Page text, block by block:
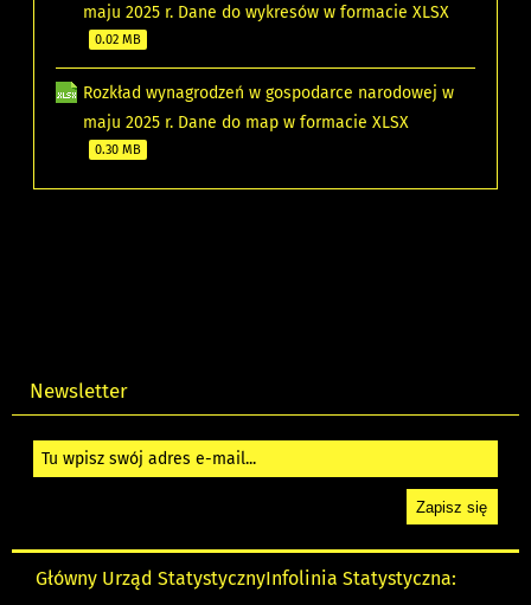
maju 2025 r. Dane do wykresów w formacie XLSX
0.02 MB
Rozkład wynagrodzeń w gospodarce narodowej w
maju 2025 r. Dane do map w formacie XLSX
0.30 MB
Newsletter
Główny Urząd StatystycznyInfolinia Statystyczna: